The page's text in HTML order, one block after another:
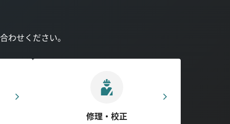
わせください。
修理・校正